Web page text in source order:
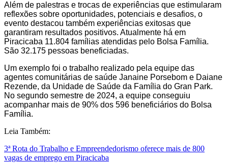
Além de palestras e trocas de experiências que estimularam
reflexões sobre oportunidades, potenciais e desafios, o
evento destacou também experiências exitosas que
garantiram resultados positivos. Atualmente há em
Piracicaba 11.804 famílias atendidas pelo Bolsa Família.
São 32.175 pessoas beneficiadas.
Um exemplo foi o trabalho realizado pela equipe das
agentes comunitárias de saúde Janaine Porsebom e Daiane
Rezende, da Unidade de Saúde da Família do Gran Park.
No segundo semestre de 2024, a equipe conseguiu
acompanhar mais de 90% dos 596 beneficiários do Bolsa
Família.
Leia Também:
3ª Rota do Trabalho e Empreendedorismo oferece mais de 800
vagas de emprego em Piracicaba